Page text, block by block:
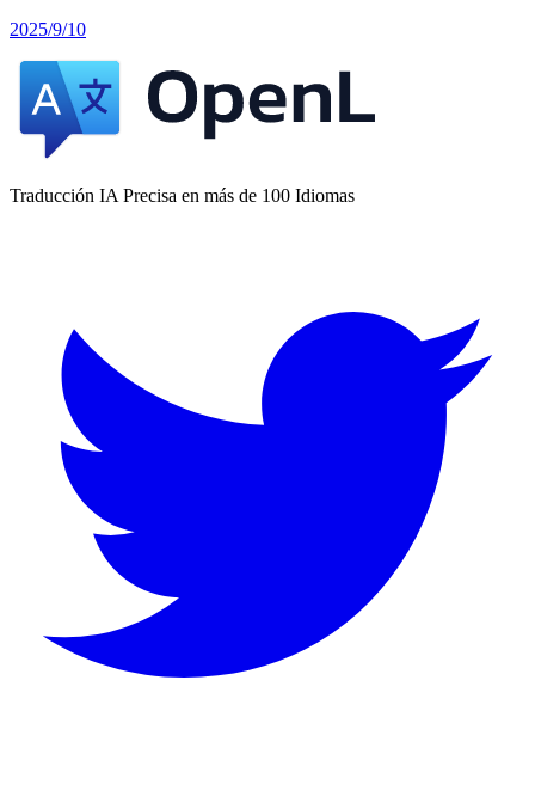
2025/9/10
Traducción IA Precisa en más de 100 Idiomas